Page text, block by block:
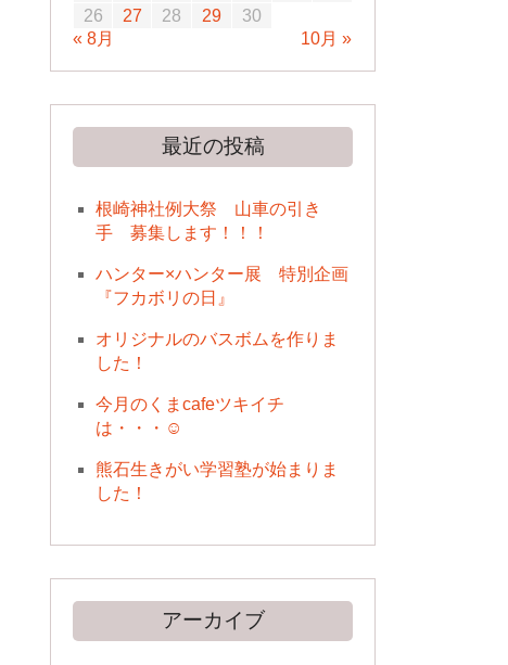
26
27 28 29
30
« 8月
10月 »
最近の投稿
根崎神社例大祭 山車の引き
手 募集します！！！
ハンター×ハンター展 特別企画
『フカボリの日』
オリジナルのバスボムを作りま
した！
今月のくまcafeツキイチ
は・・・☺
熊石生きがい学習塾が始まりま
した！
アーカイブ